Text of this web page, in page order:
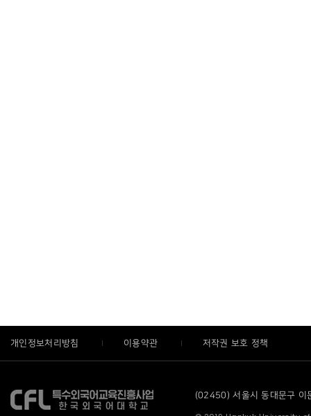
개인정보처리방침 이용약관 저작권 보호 정책
(02450) 서울시 동대문구